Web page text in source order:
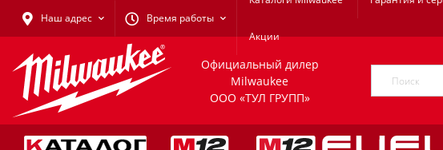
Наш адрес Время работы
Акции
Официальный дилер
Milwaukee
ООО «ТУЛ ГРУПП»